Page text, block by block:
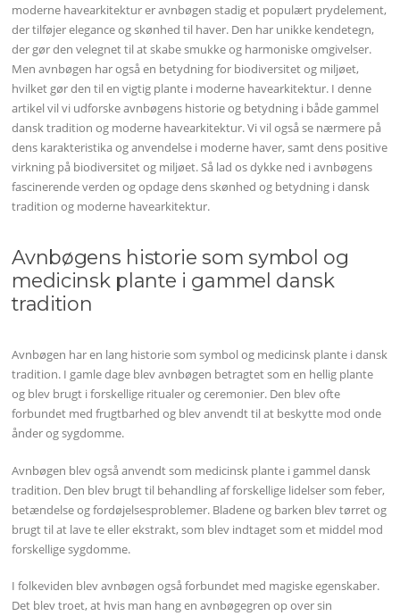
moderne havearkitektur er avnbøgen stadig et populært prydelement,
der tilføjer elegance og skønhed til haver. Den har unikke kendetegn,
der gør den velegnet til at skabe smukke og harmoniske omgivelser.
Men avnbøgen har også en betydning for biodiversitet og miljøet,
hvilket gør den til en vigtig plante i moderne havearkitektur. I denne
artikel vil vi udforske avnbøgens historie og betydning i både gammel
dansk tradition og moderne havearkitektur. Vi vil også se nærmere på
dens karakteristika og anvendelse i moderne haver, samt dens positive
virkning på biodiversitet og miljøet. Så lad os dykke ned i avnbøgens
fascinerende verden og opdage dens skønhed og betydning i dansk
tradition og moderne havearkitektur.
Avnbøgens historie som symbol og
medicinsk plante i gammel dansk
tradition
Avnbøgen har en lang historie som symbol og medicinsk plante i dansk
tradition. I gamle dage blev avnbøgen betragtet som en hellig plante
og blev brugt i forskellige ritualer og ceremonier. Den blev ofte
forbundet med frugtbarhed og blev anvendt til at beskytte mod onde
ånder og sygdomme.
Avnbøgen blev også anvendt som medicinsk plante i gammel dansk
tradition. Den blev brugt til behandling af forskellige lidelser som feber,
betændelse og fordøjelsesproblemer. Bladene og barken blev tørret og
brugt til at lave te eller ekstrakt, som blev indtaget som et middel mod
forskellige sygdomme.
I folkeviden blev avnbøgen også forbundet med magiske egenskaber.
Det blev troet, at hvis man hang en avnbøgegren op over sin